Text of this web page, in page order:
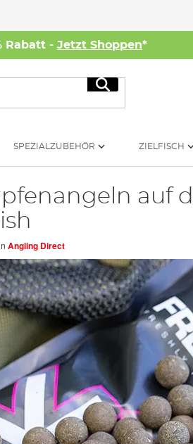
Rabatt - Jetzt Shoppen*
Suche
SPEZIALZUBEHÖR ZIELFISCH
auf
Angling Direct